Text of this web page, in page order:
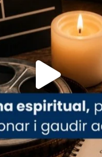
de Barcelona
27 de juliol, ha
de gràcies en
de la
XIV a
a la Catedral de
Barcelona, el
ha presidit la